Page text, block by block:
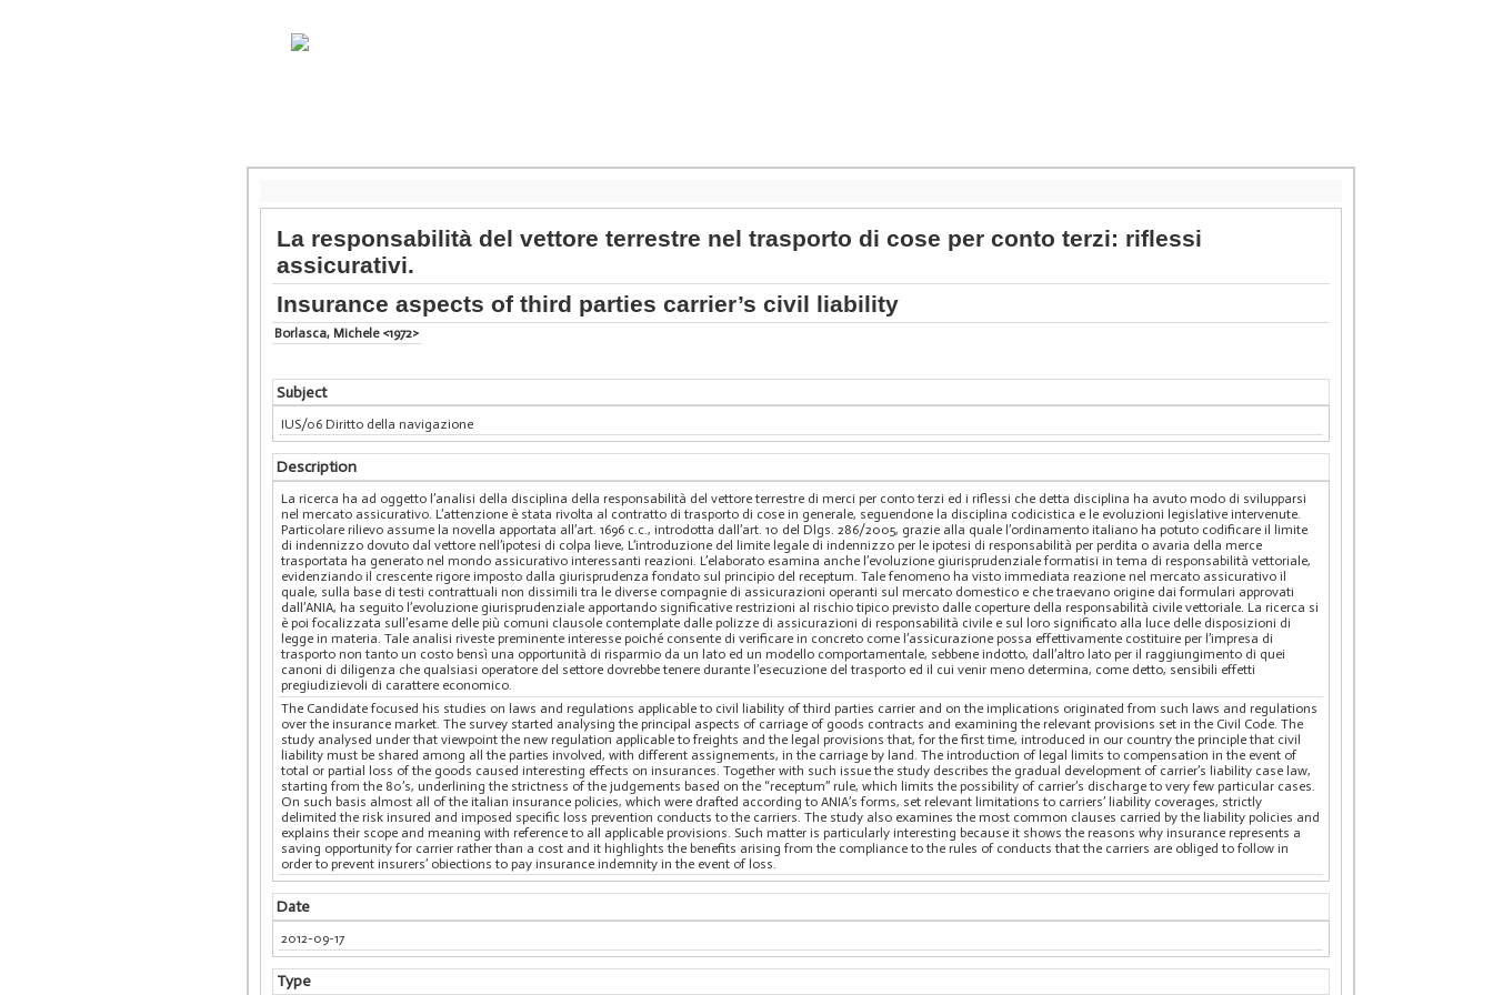
La responsabilità del vettore terrestre nel trasporto di cose per conto terzi: riflessi
assicurativi.
Insurance aspects of third parties carrier’s civil liability
Borlasca, Michele <1972>
Subject
IUS/06 Diritto della navigazione
Description
La ricerca ha ad oggetto l’analisi della disciplina della responsabilità del vettore terrestre di merci per conto terzi ed i riflessi che detta disciplina ha avuto modo di svilupparsi
nel mercato assicurativo. L’attenzione è stata rivolta al contratto di trasporto di cose in generale, seguendone la disciplina codicistica e le evoluzioni legislative intervenute.
Particolare rilievo assume la novella apportata all’art. 1696 c.c., introdotta dall’art. 10 del Dlgs. 286/2005, grazie alla quale l’ordinamento italiano ha potuto codificare il limite
di indennizzo dovuto dal vettore nell’ipotesi di colpa lieve, L’introduzione del limite legale di indennizzo per le ipotesi di responsabilità per perdita o avaria della merce
trasportata ha generato nel mondo assicurativo interessanti reazioni. L’elaborato esamina anche l’evoluzione giurisprudenziale formatisi in tema di responsabilità vettoriale,
evidenziando il crescente rigore imposto dalla giurisprudenza fondato sul principio del receptum. Tale fenomeno ha visto immediata reazione nel mercato assicurativo il
quale, sulla base di testi contrattuali non dissimili tra le diverse compagnie di assicurazioni operanti sul mercato domestico e che traevano origine dai formulari approvati
dall’ANIA, ha seguito l’evoluzione giurisprudenziale apportando significative restrizioni al rischio tipico previsto dalle coperture della responsabilità civile vettoriale. La ricerca si
è poi focalizzata sull’esame delle più comuni clausole contemplate dalle polizze di assicurazioni di responsabilità civile e sul loro significato alla luce delle disposizioni di
legge in materia. Tale analisi riveste preminente interesse poiché consente di verificare in concreto come l’assicurazione possa effettivamente costituire per l’impresa di
trasporto non tanto un costo bensì una opportunità di risparmio da un lato ed un modello comportamentale, sebbene indotto, dall’altro lato per il raggiungimento di quei
canoni di diligenza che qualsiasi operatore del settore dovrebbe tenere durante l’esecuzione del trasporto ed il cui venir meno determina, come detto, sensibili effetti
pregiudizievoli di carattere economico.
The Candidate focused his studies on laws and regulations applicable to civil liability of third parties carrier and on the implications originated from such laws and regulations
over the insurance market. The survey started analysing the principal aspects of carriage of goods contracts and examining the relevant provisions set in the Civil Code. The
study analysed under that viewpoint the new regulation applicable to freights and the legal provisions that, for the first time, introduced in our country the principle that civil
liability must be shared among all the parties involved, with different assignements, in the carriage by land. The introduction of legal limits to compensation in the event of
total or partial loss of the goods caused interesting effects on insurances. Together with such issue the study describes the gradual development of carrier’s liability case law,
starting from the 80’s, underlining the strictness of the judgements based on the “receptum” rule, which limits the possibility of carrier’s discharge to very few particular cases.
On such basis almost all of the italian insurance policies, which were drafted according to ANIA’s forms, set relevant limitations to carriers’ liability coverages, strictly
delimited the risk insured and imposed specific loss prevention conducts to the carriers. The study also examines the most common clauses carried by the liability policies and
explains their scope and meaning with reference to all applicable provisions. Such matter is particularly interesting because it shows the reasons why insurance represents a
saving opportunity for carrier rather than a cost and it highlights the benefits arising from the compliance to the rules of conducts that the carriers are obliged to follow in
order to prevent insurers’ obiections to pay insurance indemnity in the event of loss.
Date
2012-09-17
Type